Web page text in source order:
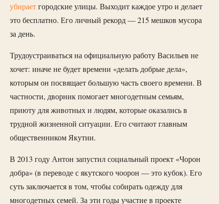
убираетгородские улицы. Выходит каждое утро и делает
это бесплатно. Его личный рекорд — 215 мешков мусора
за день.
Трудоустраиваться на официальную работу Васильев не
хочет: иначе не будет времени «делать добрые дела»,
которым он посвящает большую часть своего времени. В
частности, дворник помогает многодетным семьям,
приюту для животных и людям, которые оказались в
трудной жизненной ситуации. Его считают главным
общественником Якутии.
В 2013 году Антон запустил социальный проект «Чорон
добра» (в переводе с якутского чоорон — это кубок). Его
суть заключается в том, чтобы собирать одежду для
многодетных семей. За эти годы участие в проекте